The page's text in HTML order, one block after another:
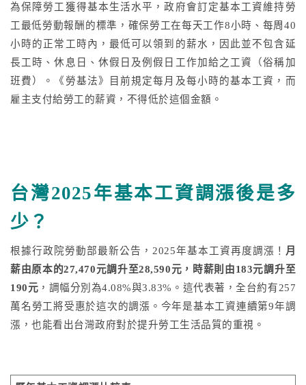
為保障勞工獲得基本生活水平，政府會訂定基本工資維持勞
工最低勞動報酬的標準，確保勞工在每天工作8小時、每周40
小時的正常工時內，最低可以領到的薪水，因此並不包含延
長工時、休息日、休假日及例假日工作加給之工資（俗稱加
班費）。《勞基法》目前規定每月及每小時的基本工資，而
雇主支付給勞工的薪資，不得低於這個金額。
台灣2025年基本工資調漲後是多
少？
根據行政院勞動部最新公告，2025年基本工資再度調漲！
月
薪由原本的27,470元調升至28,590元，時薪則由183元調升至
190元 ，調幅分別為4.08%與3.83%。這代表著，全台約有257
萬名勞工將受惠於這次的調漲。今年是基本工資連續第9年調
漲，也能看出台灣政府對於提升勞工生活品質的重視。